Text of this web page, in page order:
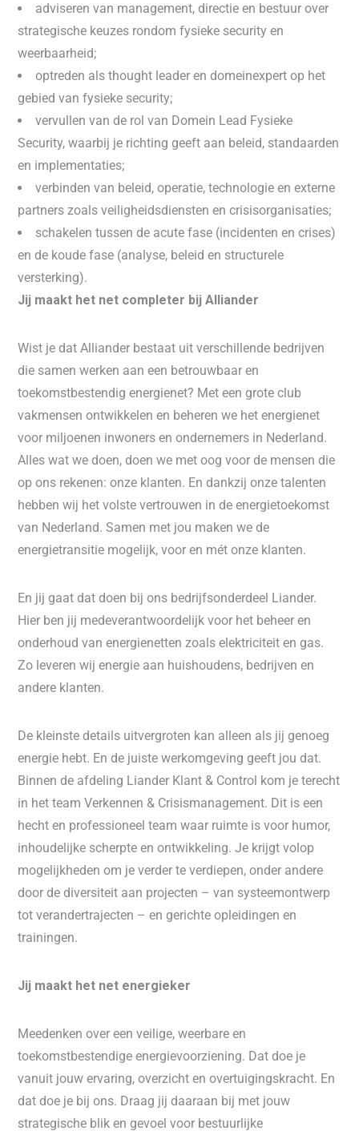
adviseren van management, directie en bestuur over
strategische keuzes rondom fysieke security en
weerbaarheid;
optreden als thought leader en domeinexpert op het
gebied van fysieke security;
vervullen van de rol van Domein Lead Fysieke
Security, waarbij je richting geeft aan beleid, standaarden
en implementaties;
verbinden van beleid, operatie, technologie en externe
partners zoals veiligheidsdiensten en crisisorganisaties;
schakelen tussen de acute fase (incidenten en crises)
en de koude fase (analyse, beleid en structurele
versterking).
Jij maakt het net completer bij Alliander
Wist je dat Alliander bestaat uit verschillende bedrijven
die samen werken aan een betrouwbaar en
toekomstbestendig energienet? Met een grote club
vakmensen ontwikkelen en beheren we het energienet
voor miljoenen inwoners en ondernemers in Nederland.
Alles wat we doen, doen we met oog voor de mensen die
op ons rekenen: onze klanten. En dankzij onze talenten
hebben wij het volste vertrouwen in de energietoekomst
van Nederland. Samen met jou maken we de
energietransitie mogelijk, voor en mét onze klanten.
En jij gaat dat doen bij ons bedrijfsonderdeel Liander.
Hier ben jij medeverantwoordelijk voor het beheer en
onderhoud van energienetten zoals elektriciteit en gas.
Zo leveren wij energie aan huishoudens, bedrijven en
andere klanten.
De kleinste details uitvergroten kan alleen als jij genoeg
energie hebt. En de juiste werkomgeving geeft jou dat.
Binnen de afdeling Liander Klant & Control kom je terecht
in het team Verkennen & Crisismanagement. Dit is een
hecht en professioneel team waar ruimte is voor humor,
inhoudelijke scherpte en ontwikkeling. Je krijgt volop
mogelijkheden om je verder te verdiepen, onder andere
door de diversiteit aan projecten – van systeemontwerp
tot verandertrajecten – en gerichte opleidingen en
trainingen.
Jij maakt het net energieker
Meedenken over een veilige, weerbare en
toekomstbestendige energievoorziening. Dat doe je
vanuit jouw ervaring, overzicht en overtuigingskracht. En
dat doe je bij ons. Draag jij daaraan bij met jouw
strategische blik en gevoel voor bestuurlijke